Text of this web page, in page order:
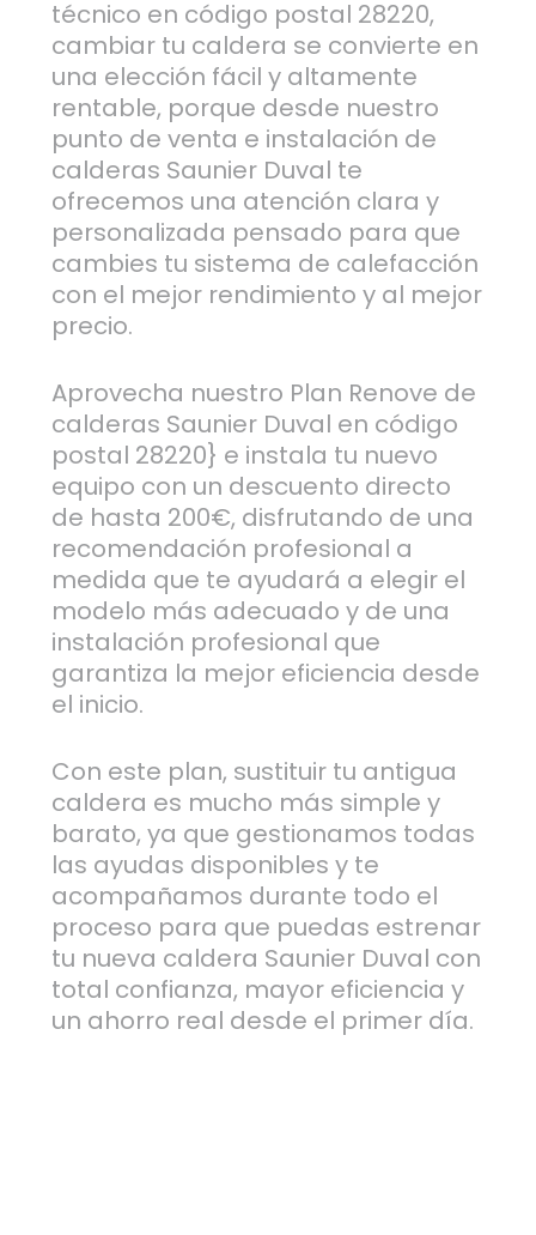
técnico en código postal 28220,
cambiar tu caldera se convierte en
una elección fácil y altamente
rentable, porque desde nuestro
punto de venta e instalación de
calderas Saunier Duval te
ofrecemos una atención clara y
personalizada pensado para que
cambies tu sistema de calefacción
con el mejor rendimiento y al mejor
precio.
Aprovecha nuestro Plan Renove de
calderas Saunier Duval en código
postal 28220} e instala tu nuevo
equipo con un descuento directo
de hasta 200€, disfrutando de una
recomendación profesional a
medida que te ayudará a elegir el
modelo más adecuado y de una
instalación profesional que
garantiza la mejor eficiencia desde
el inicio.
Con este plan, sustituir tu antigua
caldera es mucho más simple y
barato, ya que gestionamos todas
las ayudas disponibles y te
acompañamos durante todo el
proceso para que puedas estrenar
tu nueva caldera Saunier Duval con
total confianza, mayor eficiencia y
un ahorro real desde el primer día.